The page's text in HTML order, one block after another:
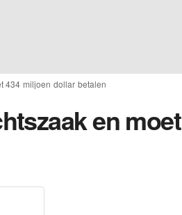
434 miljoen dollar betalen
en moet